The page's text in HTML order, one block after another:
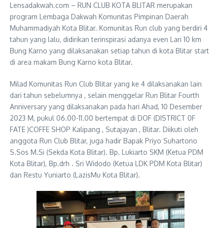
Lensadakwah.com – RUN CLUB KOTA BLITAR merupakan
program Lembaga Dakwah Komunitas Pimpinan Daerah
Muhammadiyah Kota Blitar. Komunitas Run club yang berdiri 4
tahun yang lalu, didirikan terinspirasi adanya even Lari 10 km
Bung Karno yang dilaksanakan setiap tahun di kota Blitar start
di area makam Bung Karno kota Blitar.
Milad Komunitas Run Club Blitar yang ke 4 dilaksanakan lain
dari tahun sebelumnya , selain menggelar Run Blitar Fourth
Anniversary yang dilaksanakan pada hari Ahad, 10 Desember
2023 M, pukul 06.00-11.00 bertempat di DOF (DISTRICT 0F
FATE )COFFE SHOP Kalipang , Sutajayan , Blitar. Diikuti oleh
anggota Run Club Blitar, juga hadir Bapak Priyo Suhartono
S.Sos M.Si (Sekda Kota Blitar). Bp. Lukiarto SKM (Ketua PDM
Kota Blitar), Bp.drh . Sri Widodo (Ketua LDK PDM Kota Blitar)
dan Restu Yuniarto (LazisMu Kota Blitar).